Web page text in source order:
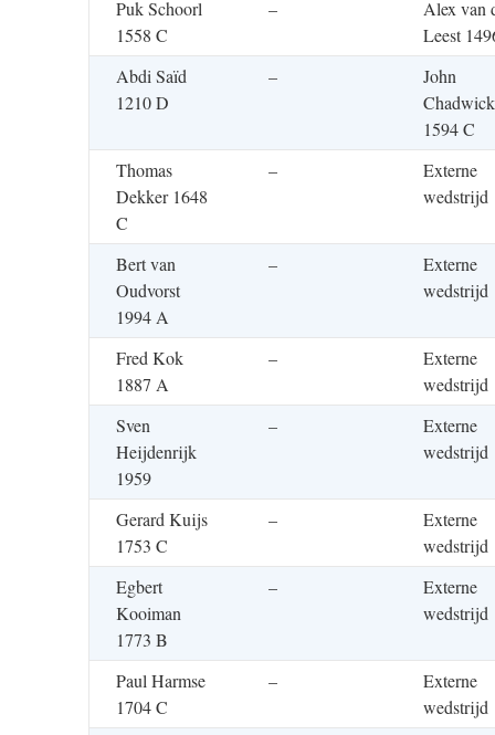
Puk Schoorl
1558 C
–
Alex van
Leest
Abdi Saïd
1210 D
–
John
Chadwick
1594 C
Thomas
Dekker 1648
C
–
Externe
wedstrijd
Bert van
Oudvorst
1994 A
–
Externe
wedstrijd
Fred Kok
1887 A
–
Externe
wedstrijd
Sven
Heijdenrijk
1959
–
Externe
wedstrijd
Gerard Kuijs
1753 C
–
Externe
wedstrijd
Egbert
Kooiman
1773 B
–
Externe
wedstrijd
Paul Harmse
1704 C
–
Externe
wedstrijd